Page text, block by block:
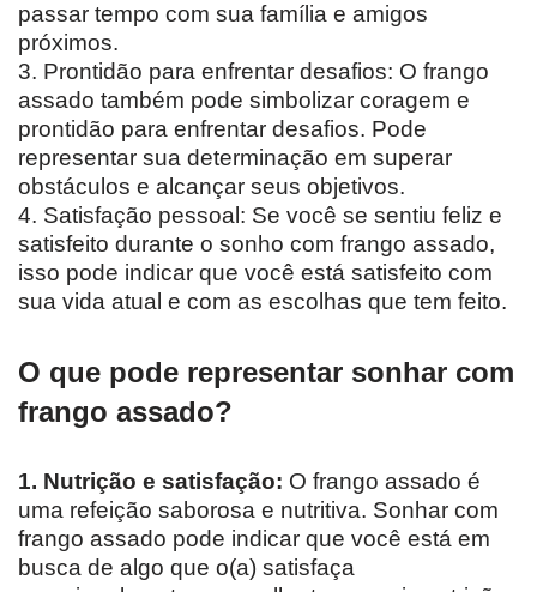
passar tempo com sua família e amigos
próximos.
3. Prontidão para enfrentar desafios: O frango
assado também pode simbolizar coragem e
prontidão para enfrentar desafios. Pode
representar sua determinação em superar
obstáculos e alcançar seus objetivos.
4. Satisfação pessoal: Se você se sentiu feliz e
satisfeito durante o sonho com frango assado,
isso pode indicar que você está satisfeito com
sua vida atual e com as escolhas que tem feito.
O que pode representar sonhar com
frango assado?
1. Nutrição e satisfação: O frango assado é
uma refeição saborosa e nutritiva. Sonhar com
frango assado pode indicar que você está em
busca de algo que o(a) satisfaça